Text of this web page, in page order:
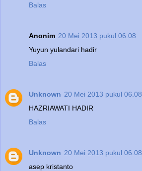
Balas
Anonim 20 Mei 2013 pukul 06.08
Yuyun yulandari hadir
Balas
Unknown 20 Mei 2013 pukul 06.08
HAZRIAWATI HADIR
Balas
Unknown 20 Mei 2013 pukul 06.08
asep kristanto